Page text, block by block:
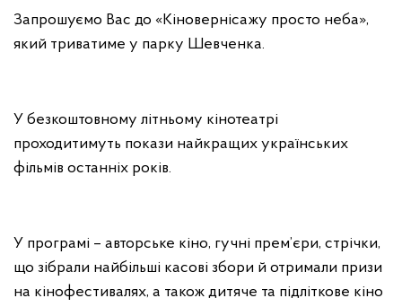
Запрошуємо Вас до «Кіновернісажу просто неба»,
який триватиме у парку Шевченка.
У безкоштовному літньому кінотеатрі
проходитимуть покази найкращих українських
фільмів останніх років.
У програмі – авторське кіно, гучні прем’єри, стрічки,
що зібрали найбільші касові збори й отримали призи
на кінофестивалях, а також дитяче та підліткове кіно